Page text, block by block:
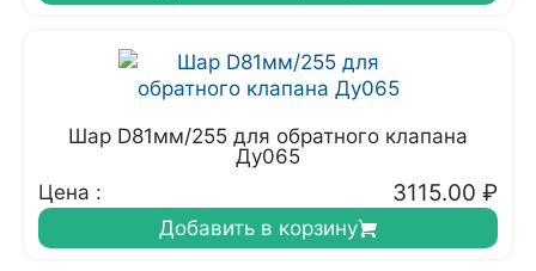
Шар D81мм/255 для обратного клапана
Ду065
Цена :
3115.00 ₽
Добавить в корзину